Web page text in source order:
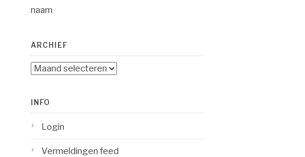
naam
ARCHIEF
Archief
INFO
Login
Vermeldingen feed